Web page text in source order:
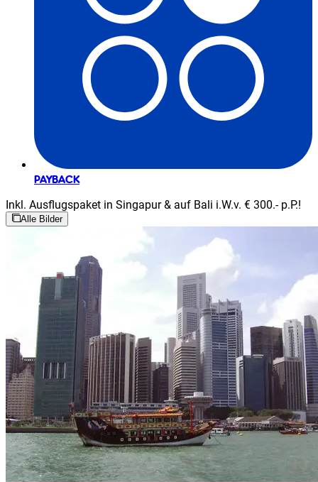
PAYBACK
Inkl. Ausflugspaket in Singapur & auf Bali i.W.v. € 300.- p.P.!
Alle Bilder